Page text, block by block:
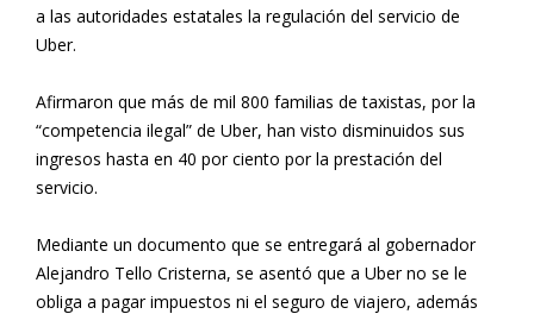
a las autoridades estatales la regulación del servicio de
Uber.
Afirmaron que más de mil 800 familias de taxistas, por la
“competencia ilegal” de Uber, han visto disminuidos sus
ingresos hasta en 40 por ciento por la prestación del
servicio.
Mediante un documento que se entregará al gobernador
Alejandro Tello Cristerna, se asentó que a Uber no se le
obliga a pagar impuestos ni el seguro de viajero, además